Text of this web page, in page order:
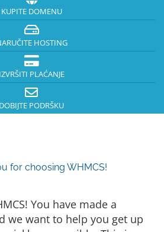
KUPITE DOMENU
HOSTING
IZVRŠITI PLAĆANJE
DOBIJTE PODRŠKU
for choosing WHMCS!
You have made a
we want to help you get up